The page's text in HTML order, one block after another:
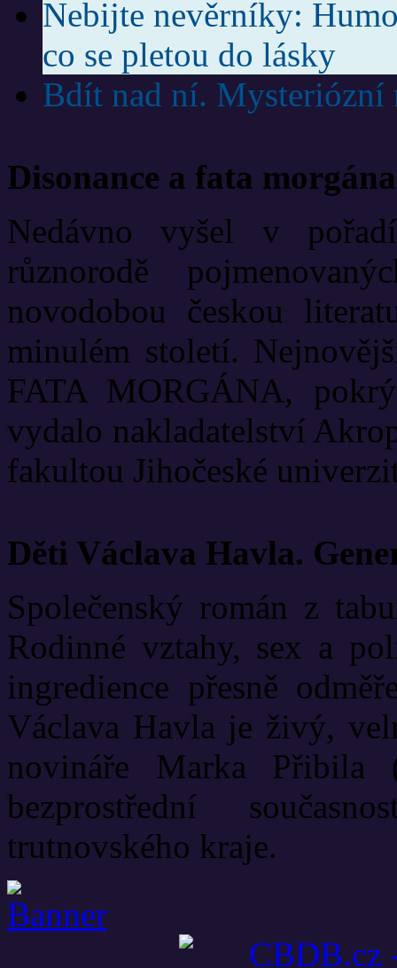
Nebijte nevěrníky:
co se pletou do lásky
Bdít nad ní. Mysteriózní
Disonance a fata morgána
Nedávno vyšel v
různorodě
novodobou českou
minulém století.
FATA MORGÁNA,
vydalo nakladatelství
fakultou Jihočeské
Děti Václava Havla.
Společenský román z
Rodinné vztahy, sex a
ingredience přesně
Václava Havla je živý,
novináře Marka Přibila
bezprostřední
trutnovského kraje.